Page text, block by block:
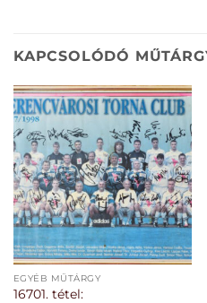
KAPCSOLÓDÓ
EGYÉB MŰTÁRGY
16701. tétel: